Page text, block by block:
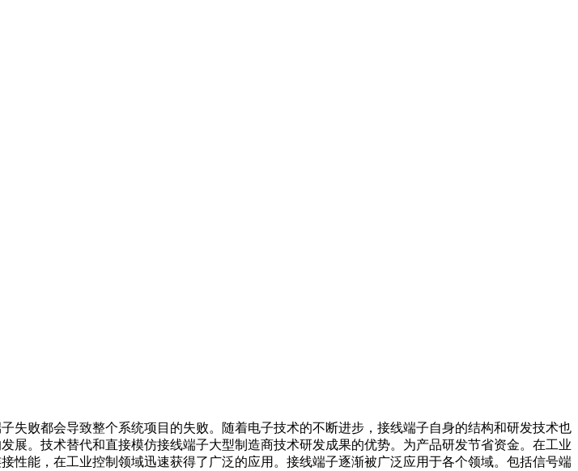
败都会导致整个系统项目的失败。随着电子技术的不断进步，接线端子自身的结构和研发技术也
。技术替代和直接模仿接线端子大型制造商技术研发成果的优势。为产品研发节省资金。在工业
能，在工业控制领域迅速获得了广泛的应用。接线端子逐渐被广泛应用于各个领域。包括信号端